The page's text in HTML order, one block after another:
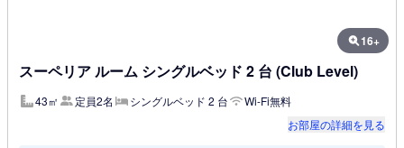
16+
スーペリア ルーム シングルベッド 2 台 (Club Level)
43㎡ 定員2名 シングルベッド 2 台
Wi-Fi無料
お部屋の詳細を見る